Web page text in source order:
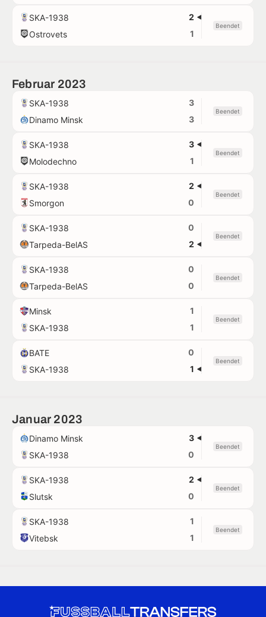
SKA-1938
2
Ostrovets
1
Beendet
Februar 2023
SKA-1938
3
Dinamo Minsk
3
Beendet
SKA-1938
3
Molodechno
1
Beendet
SKA-1938
2
Smorgon
0
Beendet
SKA-1938
0
Tarpeda-BelAS
2
Beendet
SKA-1938
0
Tarpeda-BelAS
0
Beendet
Minsk
1
SKA-1938
1
Beendet
BATE
0
SKA-1938
1
Beendet
Januar 2023
Dinamo Minsk
3
SKA-1938
0
Beendet
SKA-1938
2
Slutsk
0
Beendet
SKA-1938
1
Vitebsk
1
Beendet